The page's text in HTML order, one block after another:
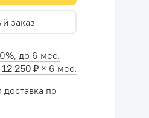
заказ
до 6 мес.
12 250 ₽ × 6 мес.
доставка по